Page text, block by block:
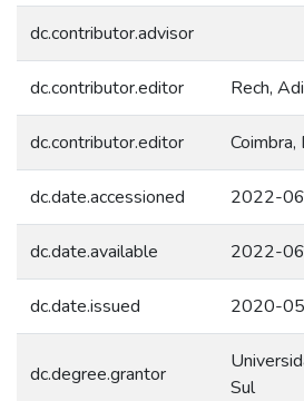
dc.contributor.advisor
dc.contributor.editor Rech,
dc.contributor.editor Coimbra,
dc.date.accessioned 2022-
dc.date.available 2022-
dc.date.issued 2020-
dc.degree.grantor
Sul